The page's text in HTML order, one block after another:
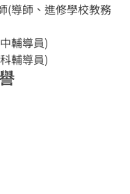
(導師、進修學校教務
輔導員)
輔導員)